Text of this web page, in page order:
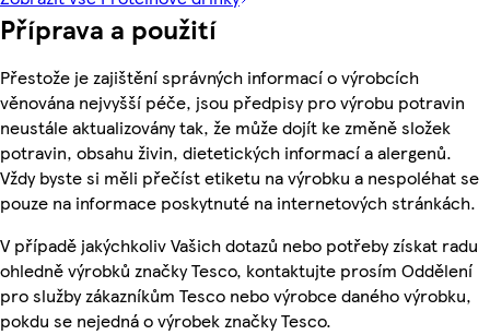
Příprava a použití
Přestože je zajištění správných informací o výrobcích
věnována nejvyšší péče, jsou předpisy pro výrobu potravin
neustále aktualizovány tak, že může dojít ke změně složek
potravin, obsahu živin, dietetických informací a alergenů.
Vždy byste si měli přečíst etiketu na výrobku a nespoléhat se
pouze na informace poskytnuté na internetových stránkách.
V případě jakýchkoliv Vašich dotazů nebo potřeby získat radu
ohledně výrobků značky Tesco, kontaktujte prosím Oddělení
pro služby zákazníkům Tesco nebo výrobce daného výrobku,
pokdu se nejedná o výrobek značky Tesco.